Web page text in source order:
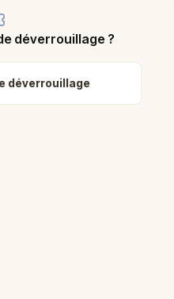
déverrouillage ?
déverrouillage